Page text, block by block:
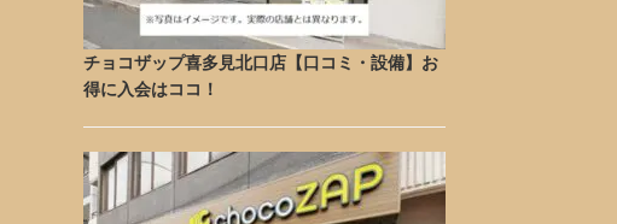
チョコザップ喜多見北口店【口コミ・設備】お
得に入会はココ！